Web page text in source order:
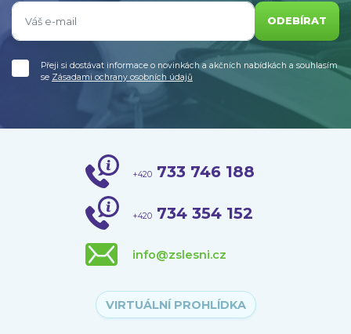
ODEBÍRAT
Přeji si dostávat informace o novinkách a akčních nabídkách a souhlasím
se Zásadami ochrany osobních údajů
+420 733 746 188
+420 734 354 152
info@zslesni.cz
VIRTUÁLNÍ PROHLÍDKA